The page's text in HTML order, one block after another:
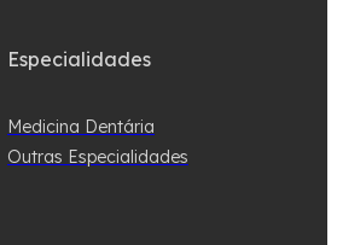
Especialidades
Medicina Dentária
Outras Especialidades